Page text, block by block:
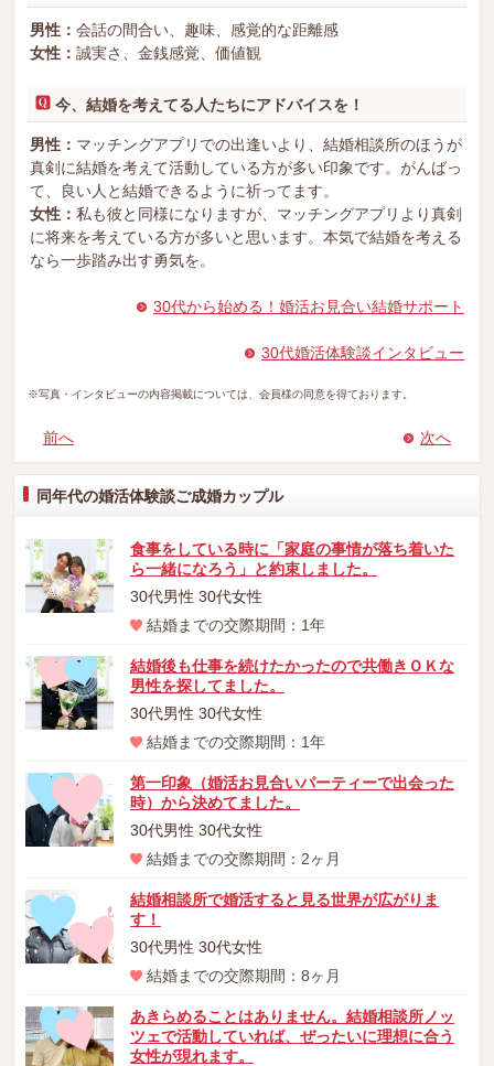
男性： 会話の間合い、趣味、感覚的な距離感
女性： 誠実さ、金銭感覚、価値観
今、結婚を考えてる人たちにアドバイスを！
男性： マッチングアプリでの出逢いより、結婚相談所のほうが
真剣に結婚を考えて活動している方が多い印象です。がんばっ
て、良い人と結婚できるように祈ってます。
女性： 私も彼と同様になりますが、マッチングアプリより真剣
に将来を考えている方が多いと思います。本気で結婚を考える
なら一歩踏み出す勇気を。
30代から始める！婚活お見合い結婚サポート
30代婚活体験談インタビュー
※写真・インタビューの内容掲載については、会員様の同意を得ております。
前へ 次へ
同年代の婚活体験談ご成婚カップル
食事をしている時に「家庭の事情が落ち着いた
ら一緒になろう」と約束しました。
30代男性 30代女性
結婚までの交際期間：1年
結婚後も仕事を続けたかったので共働きＯＫな
男性を探してました。
30代男性 30代女性
結婚までの交際期間：1年
第一印象（婚活お見合いパーティーで出会った
時）から決めてました。
30代男性 30代女性
結婚までの交際期間：2ヶ月
結婚相談所で婚活すると見る世界が広がりま
す！
30代男性 30代女性
結婚までの交際期間：8ヶ月
あきらめることはありません。結婚相談所ノッ
ツェで活動していれば、ぜったいに理想に合う
女性が現れます。